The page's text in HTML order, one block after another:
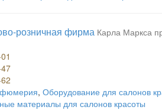
розничная фирма Карла Маркса
, Оборудование для салонов
материалы для салонов красоты